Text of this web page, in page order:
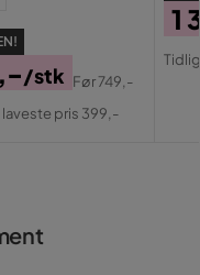
/stk Før749,-
pris 399,-
1